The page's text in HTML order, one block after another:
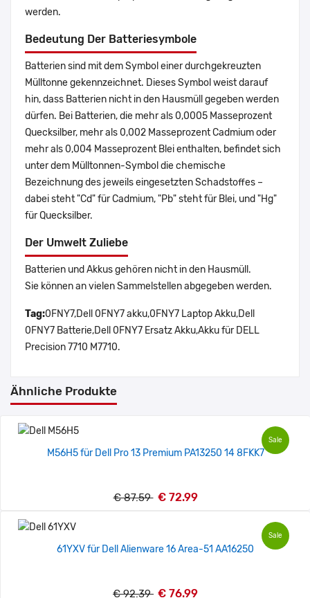
werden.
Bedeutung Der Batteriesymbole
Batterien sind mit dem Symbol einer durchgekreuzten
Mülltonne gekennzeichnet. Dieses Symbol weist darauf
hin, dass Batterien nicht in den Hausmüll gegeben werden
dürfen. Bei Batterien, die mehr als 0,0005 Masseprozent
Quecksilber, mehr als 0,002 Masseprozent Cadmium oder
mehr als 0,004 Masseprozent Blei enthalten, befindet sich
unter dem Mülltonnen-Symbol die chemische
Bezeichnung des jeweils eingesetzten Schadstoffes –
dabei steht "Cd" für Cadmium, "Pb" steht für Blei, und "Hg"
für Quecksilber.
Der Umwelt Zuliebe
Batterien und Akkus gehören nicht in den Hausmüll.
Sie können an vielen Sammelstellen abgegeben werden.
Tag:0FNY7,Dell 0FNY7 akku,0FNY7 Laptop Akku,Dell
0FNY7 Batterie,Dell 0FNY7 Ersatz Akku,Akku für DELL
Precision 7710 M7710.
Ähnliche Produkte
Sale
M56H5 für Dell Pro 13 Premium PA13250 14 8FKK7
€ 87.59 € 72.99
Sale
61YXV für Dell Alienware 16 Area-51 AA16250
€ 92.39 € 76.99